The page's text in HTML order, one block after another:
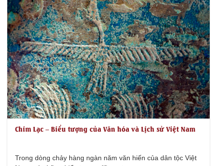
Chim Lạc – Biểu tượng của Văn hóa và Lịch sử Việt Nam
Trong dòng chảy hàng ngàn năm văn hiến của dân tộc Việt